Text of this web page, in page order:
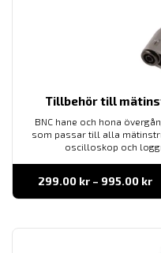
Tillbehör till
BNC hane och hona
som passar till alla
oscilloskop och
299.00 kr – 995.00 kr